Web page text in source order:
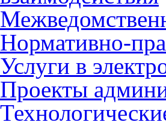
Нормативно-
Услуги в
Проекты